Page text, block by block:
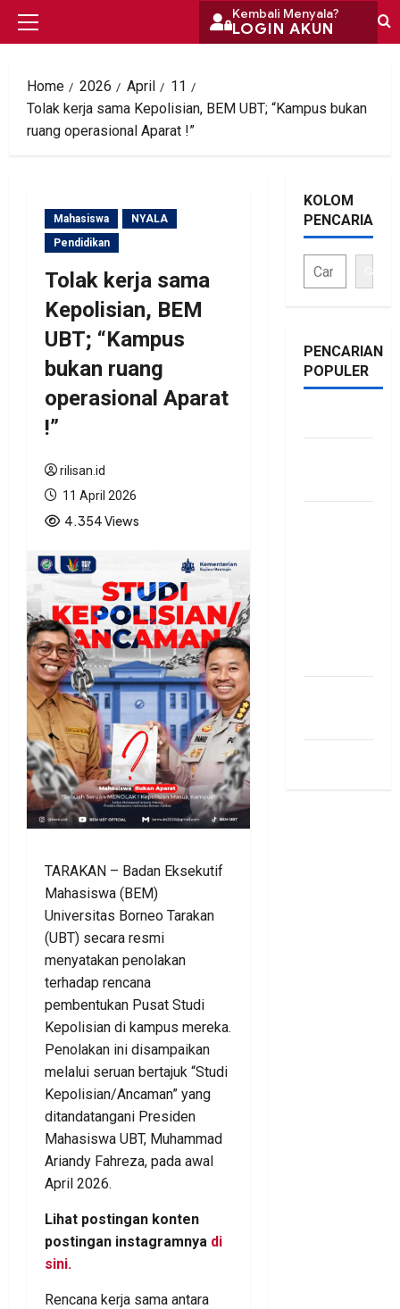
Skip
Primary
Kembali Menyala?
LOGIN AKUN
Home 2026 April
11
Tolak kerja sama Kepolisian, BEM UBT; “Kampus bukan
ruang operasional Aparat !”
Mahasiswa
NYALA
Pendidikan
Tolak kerja sama
Kepolisian, BEM
UBT; “Kampus
bukan ruang
operasional Aparat
!”
rilisan.id
11 April 2026
4.354 Views
TARAKAN – Badan Eksekutif
Mahasiswa (BEM)
Universitas Borneo Tarakan
(UBT) secara resmi
menyatakan penolakan
terhadap rencana
pembentukan Pusat Studi
Kepolisian di kampus mereka.
Penolakan ini disampaikan
melalui seruan bertajuk “Studi
Kepolisian/Ancaman” yang
ditandatangani Presiden
Mahasiswa UBT, Muhammad
Ariandy Fahreza, pada awal
April 2026.
Lihat postingan konten
postingan instagramnya di
sini.
Rencana kerja sama antara
KOLOM
PENCARIAN
Cari
PENCARIAN
POPULER